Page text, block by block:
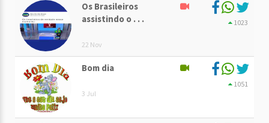
Os Brasileiros
assistindo o . . .
22 Nov
1023
Bom dia
3 Jul
1051